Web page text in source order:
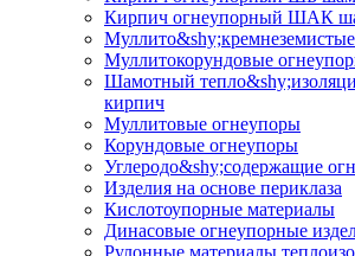
Кирпич огнеупорный ШАК
Муллито­корундовые
Шамотный
кирпич
Муллитовые огнеупоры
Корундовые огнеупоры
Углеродо&shy;содержащие
Изделия на основе периклаза
Кислотоупорные материалы
Динасовые огнеупорные
Рулонные материалы